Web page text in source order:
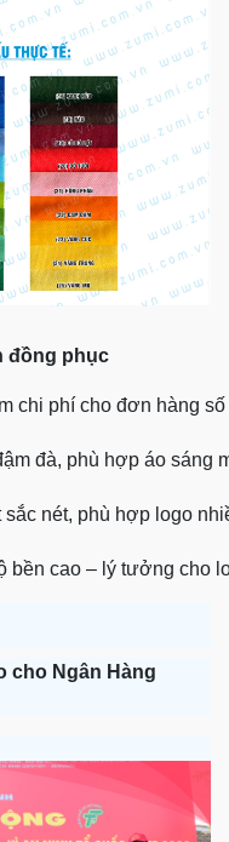
đồng phục
chi phí cho đơn hàng
đà, phù hợp áo sáng
sắc nét, phù hợp logo
bền cao – lý tưởng cho
cho Ngân Hàng